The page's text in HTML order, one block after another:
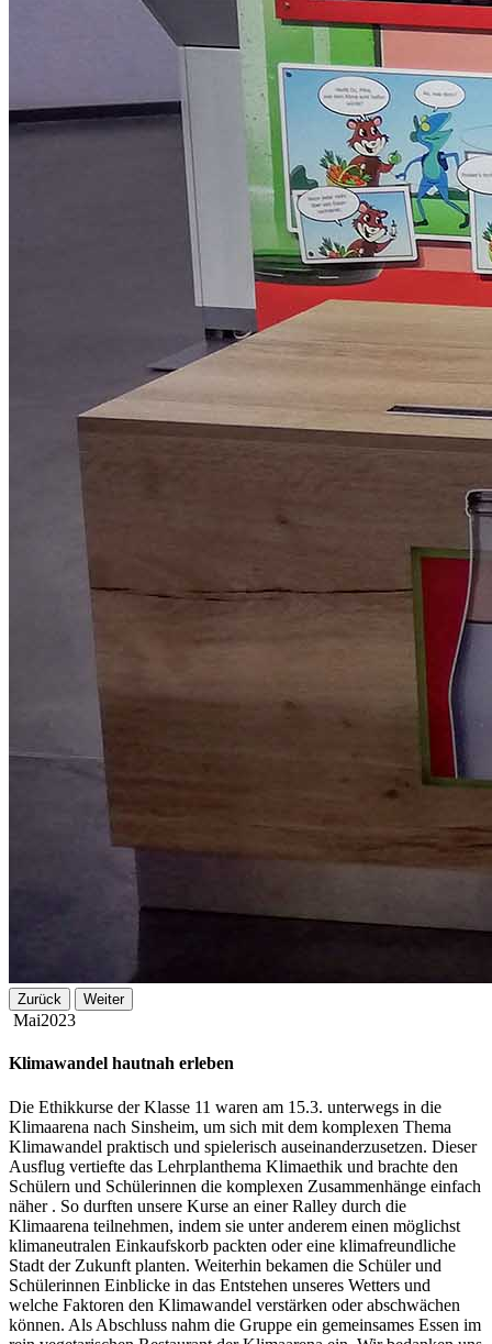
Zurück Weiter
Mai2023
Klimawandel hautnah erleben
Die Ethikkurse der Klasse 11 waren am 15.3. unterwegs in die
Klimaarena nach Sinsheim, um sich mit dem komplexen Thema
Klimawandel praktisch und spielerisch auseinanderzusetzen. Dieser
Ausflug vertiefte das Lehrplanthema Klimaethik und brachte den
Schülern und Schülerinnen die komplexen Zusammenhänge einfach
näher . So durften unsere Kurse an einer Ralley durch die
Klimaarena teilnehmen, indem sie unter anderem einen möglichst
klimaneutralen Einkaufskorb packten oder eine klimafreundliche
Stadt der Zukunft planten. Weiterhin bekamen die Schüler und
Schülerinnen Einblicke in das Entstehen unseres Wetters und
welche Faktoren den Klimawandel verstärken oder abschwächen
können. Als Abschluss nahm die Gruppe ein gemeinsames Essen im